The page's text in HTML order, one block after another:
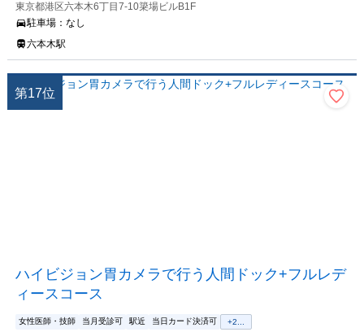
東京都港区六本木6丁目7-10簗場ビルB1F
駐車場： なし
六本木駅
第17位
ハイビジョン胃カメラで行う人間ドック+フルレデ
ィースコース
女性医師・技師 当月受診可 駅近 当日カード決済可 +2...